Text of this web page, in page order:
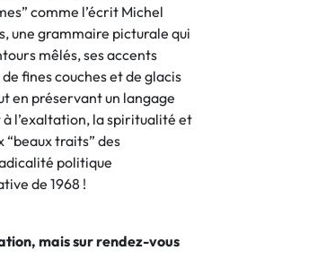
comme l’écrit Michel
une grammaire picturale qui
mêlés, ses accents
fines couches et de glacis
en préservant un langage
l’exaltation, la spiritualité et
“beaux traits” des
politique
de 1968 !
mais sur rendez-vous